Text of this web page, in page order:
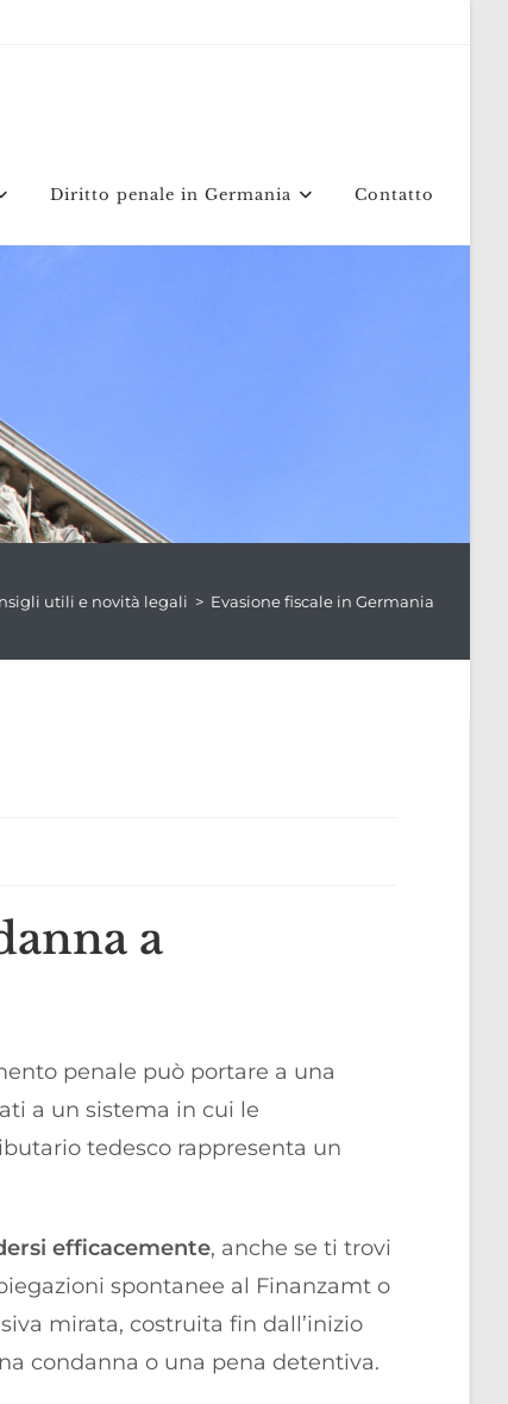
Diritto penale in Germania Contatto
utili e novità legali > Evasione fiscale in Germania
a
penale può portare a una
a un sistema in cui le
tedesco rappresenta un
efficacemente, anche se ti trovi
spontanee al Finanzamt o
mirata, costruita fin dall’inizio
condanna o una pena detentiva.